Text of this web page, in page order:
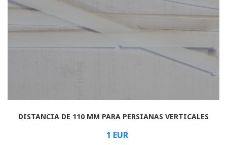
DISTANCIA DE 110 MM PARA PERSIANAS VERTICALES
1 EUR